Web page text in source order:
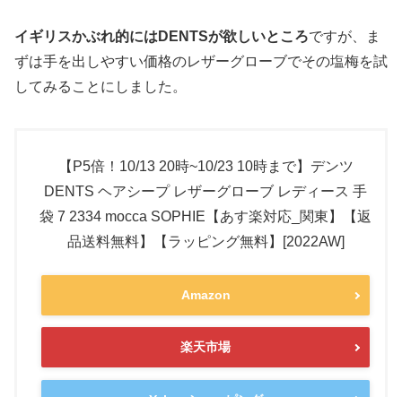
イギリスかぶれ的にはDENTSが欲しいところですが、ま
ずは手を出しやすい価格のレザーグローブでその塩梅を試
してみることにしました。
【P5倍！10/13 20時~10/23 10時まで】デンツ
DENTS ヘアシープ レザーグローブ レディース 手
袋 7 2334 mocca SOPHIE【あす楽対応_関東】【返
品送料無料】【ラッピング無料】[2022AW]
Amazon
楽天市場